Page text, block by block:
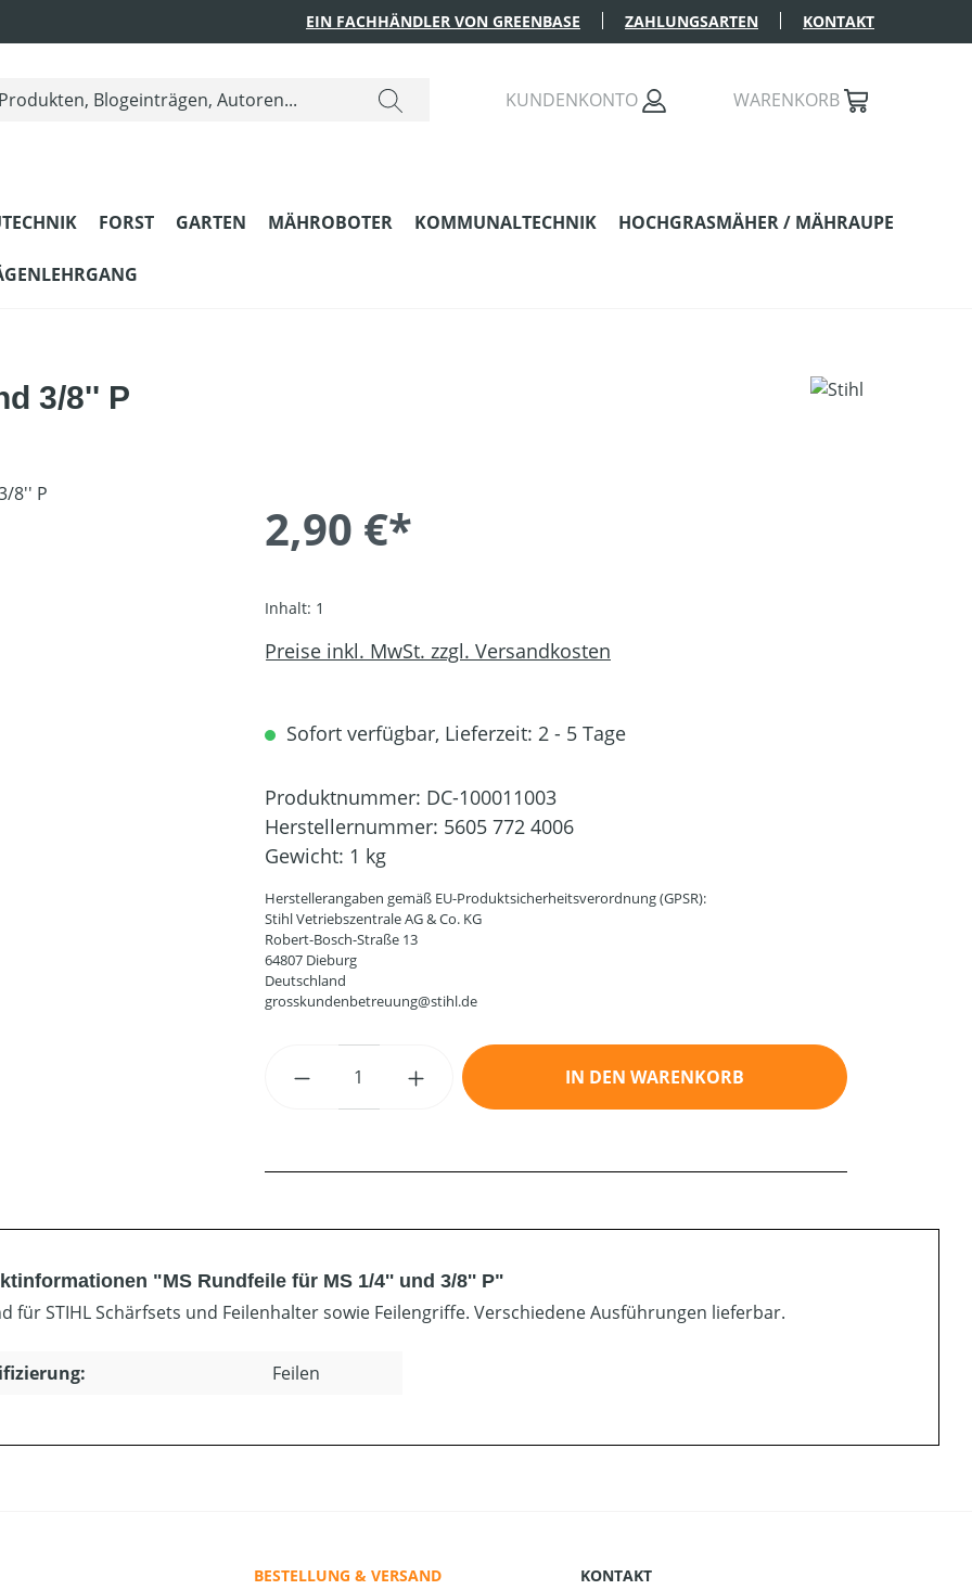
EIN FACHHÄNDLER VON GREENBASE ZAHLUNGSARTEN KONTAKT
KUNDENKONTO WARENKORB
FORST GARTEN MÄHROBOTER KOMMUNALTECHNIK HOCHGRASMÄHER / MÄHRAUPE
3/8'' P
2,90 €*
Inhalt: 1
Preise inkl. MwSt. zzgl. Versandkosten
Sofort verfügbar, Lieferzeit: 2 - 5 Tage
Produktnummer: DC-100011003
Herstellernummer: 5605 772 4006
Gewicht: 1 kg
Herstellerangaben gemäß EU-Produktsicherheitsverordnung (GPSR):
Stihl Vetriebszentrale AG & Co. KG
Robert-Bosch-Straße 13
64807 Dieburg
Deutschland
grosskundenbetreuung@stihl.de
Produkt Anzahl: Gib den gewünschten Wert ein oder
IN DEN WARENKORB
"MS Rundfeile für MS 1/4'' und 3/8'' P"
für STIHL Schärfsets und Feilenhalter sowie Feilengriffe. Verschiedene Ausführungen lieferbar.
Feilen
BESTELLUNG & VERSAND
KONTAKT